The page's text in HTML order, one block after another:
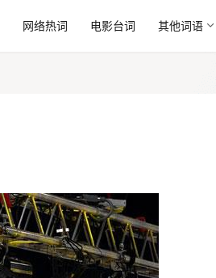
网络热词 电影台词 其他词语